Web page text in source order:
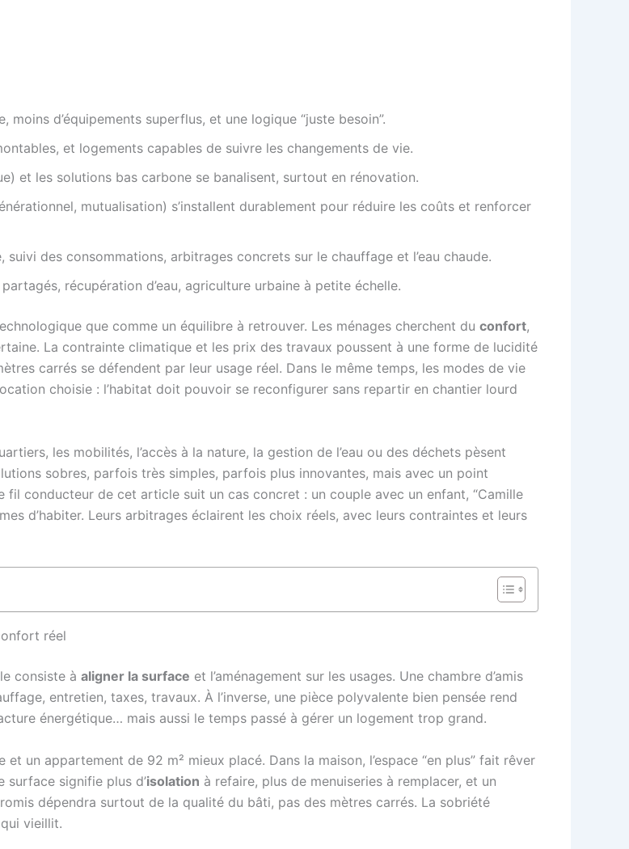
d’équipements superflus, et une logique “juste besoin”.
et logements capables de suivre les changements de vie.
et les solutions bas carbone se banalisent, surtout en rénovation.
mutualisation) s’installent durablement pour réduire les coûts et renforcer
des consommations, arbitrages concrets sur le chauffage et l’eau chaude.
récupération d’eau, agriculture urbaine à petite échelle.
que comme un équilibre à retrouver. Les ménages cherchent du confort,
La contrainte climatique et les prix des travaux poussent à une forme de lucidité
carrés se défendent par leur usage réel. Dans le même temps, les modes de vie
choisie : l’habitat doit pouvoir se reconfigurer sans repartir en chantier lourd
les mobilités, l’accès à la nature, la gestion de l’eau ou des déchets pèsent
sobres, parfois très simples, parfois plus innovantes, mais avec un point
fil conducteur de cet article suit un cas concret : un couple avec un enfant, “Camille
d’habiter. Leurs arbitrages éclairent les choix réels, avec leurs contraintes et leurs
réel
consiste à aligner la surface et l’aménagement sur les usages. Une chambre d’amis
entretien, taxes, travaux. À l’inverse, une pièce polyvalente bien pensée rend
énergétique… mais aussi le temps passé à gérer un logement trop grand.
un appartement de 92 m² mieux placé. Dans la maison, l’espace “en plus” fait rêver
surface signifie plus d’isolation à refaire, plus de menuiseries à remplacer, et un
dépendra surtout de la qualité du bâti, pas des mètres carrés. La sobriété
vieillit.